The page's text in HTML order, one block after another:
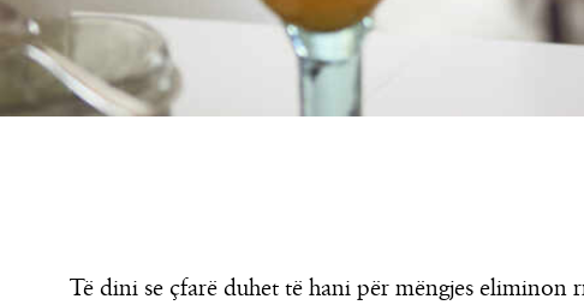
Të dini se çfarë duhet të hani për mëngjes eliminon